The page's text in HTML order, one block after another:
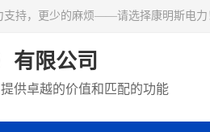
支持，更少的麻烦——请选择康明斯电力
有限公司
供卓越的价值和匹配的功能